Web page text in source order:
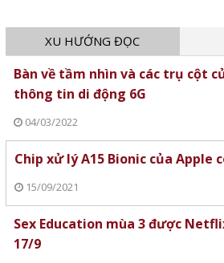
XU HƯỚNG ĐỌC
Bàn về tầm nhìn và các trụ cột
thông tin di động 6G
04/03/2022
Chip xử lý A15 Bionic của Apple
15/09/2021
Sex Education mùa 3 được
17/9